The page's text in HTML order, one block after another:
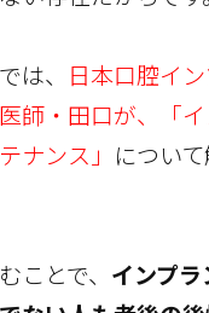
は、 日本口腔イ
師・田口が、「
ナンス」 につい
ことで、 インプ